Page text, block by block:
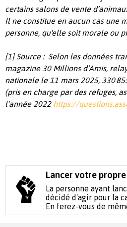
certains salons de vente
Il ne constitue en aucun cas une
personne, qu'elle soit morale ou
[1] Source : Selon les données
magazine 30 Millions d’Amis,
nationale le 11 mars 2025, 330
(pris en charge par des refuges,
l’année 2022 https://
Lancer votre
La personne ayant
décidé d'agir pour la
En ferez-vous de